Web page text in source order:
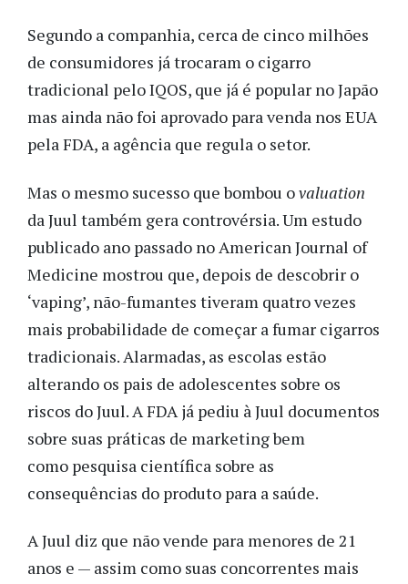
Segundo a companhia, cerca de cinco milhões
de consumidores já trocaram o cigarro
tradicional pelo IQOS, que já é popular no Japão
mas ainda não foi aprovado para venda nos EUA
pela FDA, a agência que regula o setor.
Mas o mesmo sucesso que bombou ovaluation
da Juul também gera controvérsia. Um estudo
publicado ano passado no American Journal of
Medicine mostrou que, depois de descobrir o
‘vaping’, não-fumantes tiveram quatro vezes
mais probabilidade de começar a fumar cigarros
tradicionais. Alarmadas, as escolas estão
alterando os pais de adolescentes sobre os
riscos do Juul. A FDA já pediu à Juul documentos
sobre suas práticas de marketing bem
como pesquisa científica sobre as
consequências do produto para a saúde.
A Juul diz que não vende para menores de 21
anos e — assim como suas concorrentes mais